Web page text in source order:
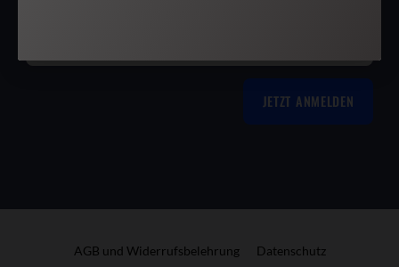
JETZT ANMELDEN
AGB und Widerrufsbelehrung Datenschutz